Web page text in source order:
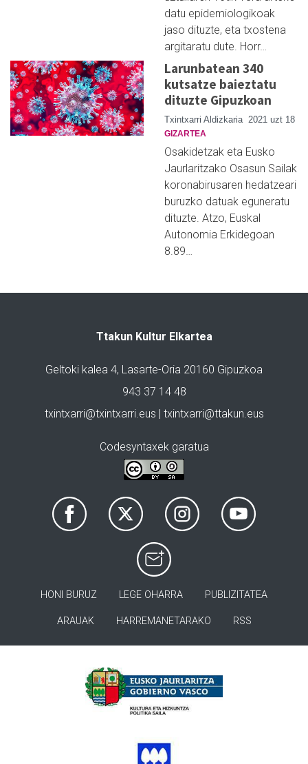
datu epidemiologikoak
jaso dituzte, eta txostena
argitaratu dute. Horr…
Larunbatean 340
kutsatze baieztatu
dituzte Gipuzkoan
Txintxarri Aldizkaria 2021 uzt 18
GIZARTEA
Osakidetzak eta Eusko
Jaurlaritzako Osasun Sailak
koronabirusaren hedatzeari
buruzko datuak eguneratu
dituzte. Atzo, Euskal
Autonomia Erkidegoan
8.89…
Ttakun Kultur Elkartea
Geltoki kalea 4, Lasarte-Oria 20160 Gipuzkoa
943 37 14 48
txintxarri@txintxarri.eus | txintxarri@ttakun.eus
Codesyntaxek garatua
HONI BURUZ LEGE OHARRA PUBLIZITATEA
ARAUAK HARREMANETARAKO RSS